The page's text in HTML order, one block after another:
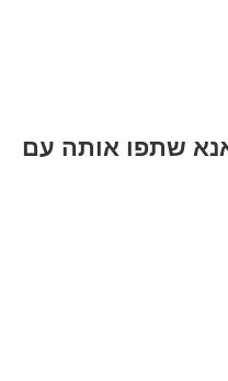
שתפו אותה עם